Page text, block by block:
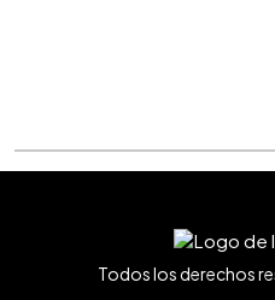
Todos los derechos